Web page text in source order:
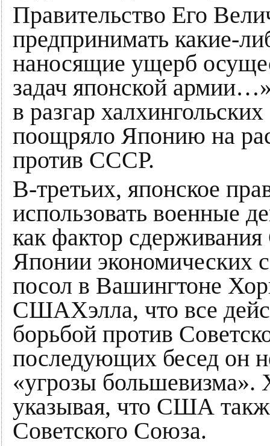
Правительство Его
предпринимать какие-
наносящие ущерб
задач японской
в разгар
поощряло Японию на
против СССР.
В-третьих, японское
использовать военные
как фактор
Японии экономических
посол в Вашингтоне
СШАХэлла, что все
борьбой против
последующих бесед он
«угрозы большевизма».
указывая, что США
Советского Союза.